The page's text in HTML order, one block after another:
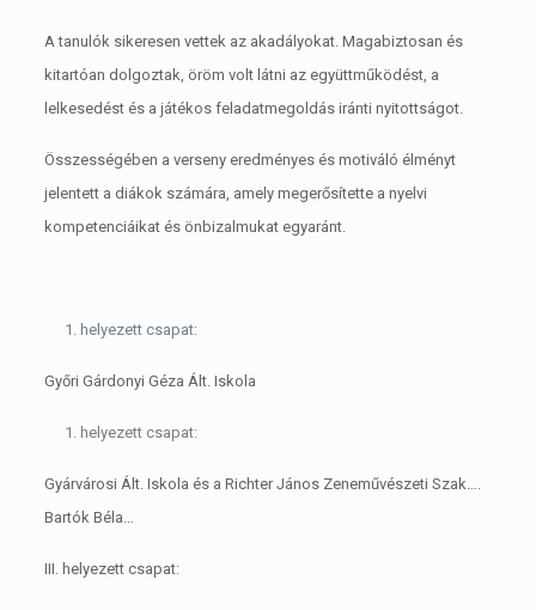
A tanulók sikeresen vettek az akadályokat. Magabiztosan és
kitartóan dolgoztak, öröm volt látni az együttműködést, a
lelkesedést és a játékos feladatmegoldás iránti nyitottságot.
Összességében a verseny eredményes és motiváló élményt
jelentett a diákok számára, amely megerősítette a nyelvi
kompetenciáikat és önbizalmukat egyaránt.
helyezett csapat:
Győri Gárdonyi Géza Ált. Iskola
helyezett csapat:
Gyárvárosi Ált. Iskola és a Richter János Zeneművészeti Szak….
Bartók Béla…
III. helyezett csapat: